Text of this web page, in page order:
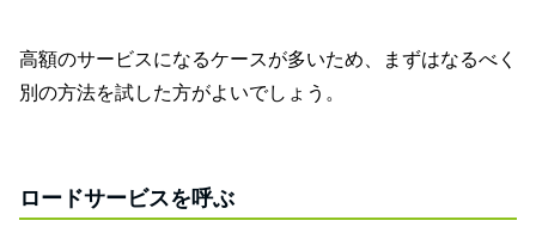
高額のサービスになるケースが多いため、まずはなるべく
別の方法を試した方がよいでしょう。
ロードサービスを呼ぶ